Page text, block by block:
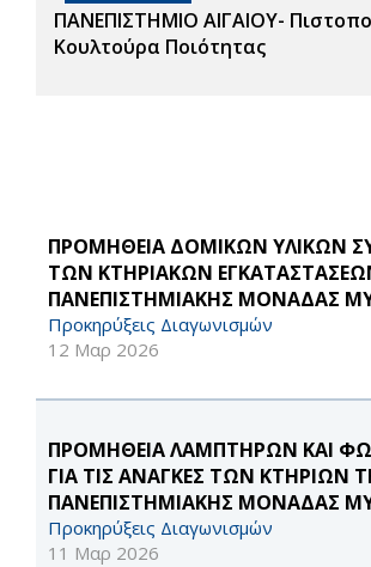
ΠΑΝΕΠΙΣΤΗΜΙΟ ΑΙΓΑΙΟΥ-
Κουλτούρα Ποιότητας
ΠΡΟΜΗΘΕΙΑ ΔΟΜΙΚΩΝ ΥΛΙΚΩΝ
ΤΩΝ ΚΤΗΡΙΑΚΩΝ
ΠΑΝΕΠΙΣΤΗΜΙΑΚΗΣ ΜΟΝΑΔΑΣ
Προκηρύξεις Διαγωνισμών
12 Μαρ 2026
ΠΡΟΜΗΘΕΙΑ ΛΑΜΠΤΗΡΩΝ ΚΑΙ
ΓΙΑ ΤΙΣ ΑΝΑΓΚΕΣ ΤΩΝ ΚΤΗΡΙΩΝ
ΠΑΝΕΠΙΣΤΗΜΙΑΚΗΣ ΜΟΝΑΔΑΣ
Προκηρύξεις Διαγωνισμών
11 Μαρ 2026